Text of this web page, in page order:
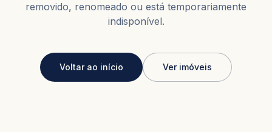
removido, renomeado ou está temporariamente
indisponível.
Voltar ao início Ver imóveis